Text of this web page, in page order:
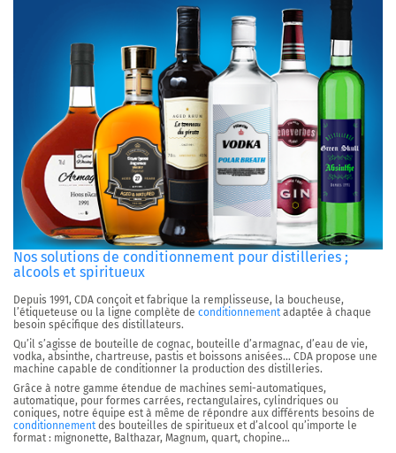
Nos solutions de conditionnement pour distilleries ;
alcools et spiritueux
Depuis 1991, CDA conçoit et fabrique la remplisseuse, la boucheuse,
l’étiqueteuse ou la ligne complète de conditionnementadaptée à chaque
besoin spécifique des distillateurs.
Qu’il s’agisse de bouteille de cognac, bouteille d’armagnac, d’eau de vie,
vodka, absinthe, chartreuse, pastis et boissons anisées… CDA propose une
machine capable de conditionner la production des distilleries.
Grâce à notre gamme étendue de machines semi-automatiques,
automatique, pour formes carrées, rectangulaires, cylindriques ou
coniques, notre équipe est à même de répondre aux différents besoins de
conditionnementdes bouteilles de spiritueux et d’alcool qu’importe le
format : mignonette, Balthazar, Magnum, quart, chopine…